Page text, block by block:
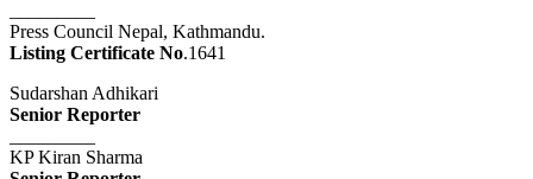
Press Council Nepal, Kathmandu.
Listing Certificate No.1641
Sudarshan Adhikari
Senior Reporter
KP Kiran Sharma